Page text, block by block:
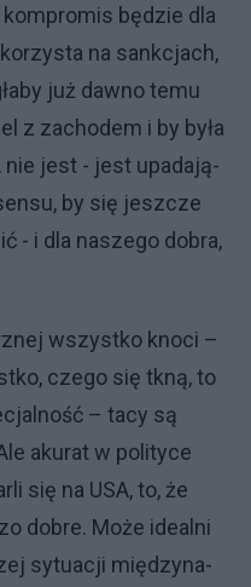
bę­dzie dla
na sank­cja­ch,
już daw­no te­mu
z za­cho­dem i by by­ła
nie je­st - je­st upa­da­ją­
by się jesz­cze
- i dla na­sze­go do­bra,
wszyst­ko kno­ci –
cze­go się tkną, to
– ta­cy są
aku­rat w po­li­ty­ce
się na USA, to, że
do­bre. Mo­że ide­al­ni
sy­tu­acji mię­dzy­na­